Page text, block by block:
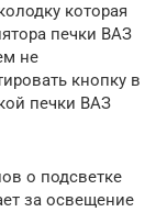
которая
печки ВАЗ
не
кнопку в
печки ВАЗ
о подсветке
за освещение